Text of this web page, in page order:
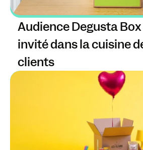
Audience Degusta Box
invité dans la cuisine
clients